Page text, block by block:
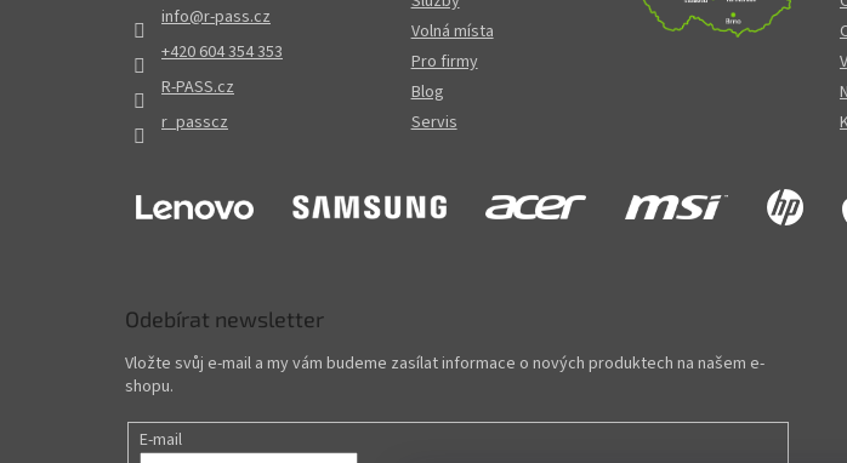
info@r-pass.cz
+420 604 354 353
R-PASS.cz
r_passcz
Volná místa
Pro firmy
Blog
Servis
Odebírat newsletter
Vložte svůj e-mail a my vám budeme zasílat informace o nových produktech na našem e-
shopu.
E-mail